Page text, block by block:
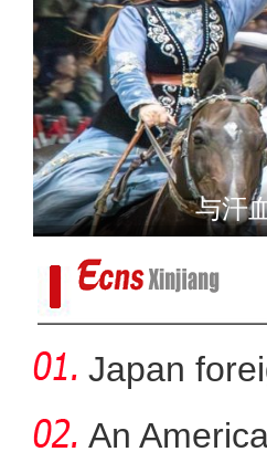
新疆吉木
与汗
Japan
An